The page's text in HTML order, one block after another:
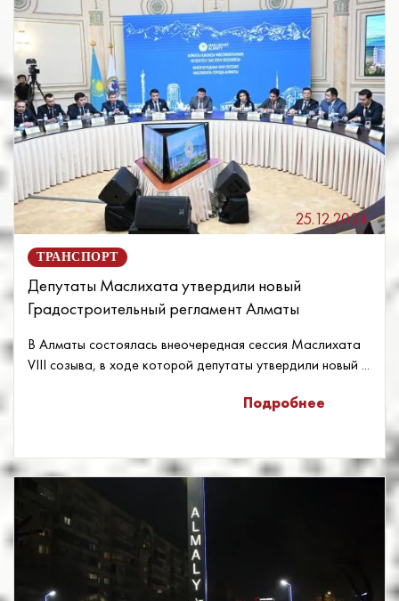
25.12.2024
ТРАНСПОРТ
Депутаты Маслихата утвердили новый
Градостроительный регламент Алматы
В Алматы состоялась внеочередная сессия Маслихата
VIII созыва, в ходе которой депутаты утвердили новый ...
Подробнее